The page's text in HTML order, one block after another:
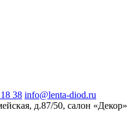
38 info@lenta-diod.ru
д.87/50, салон «Декор»